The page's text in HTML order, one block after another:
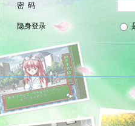
密 码
隐身登录